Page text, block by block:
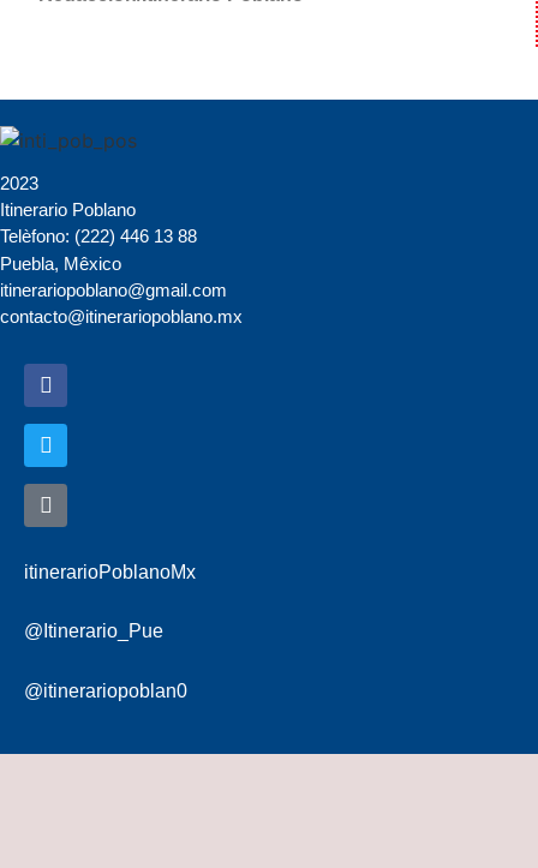
2023
Itinerario Poblano
Telèfono: (222) 446 13 88
Puebla, Mêxico
itinerariopoblano@gmail.com
contacto@itinerariopoblano.mx
itinerarioPoblanoMx
@Itinerario_Pue
@itinerariopoblan0